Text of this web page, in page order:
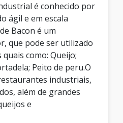
é conhecido por
ágil e em escala
Bacon é um
que pode ser utilizado
como: Queijo;
Peito de peru.O
industriais,
além de grandes
e